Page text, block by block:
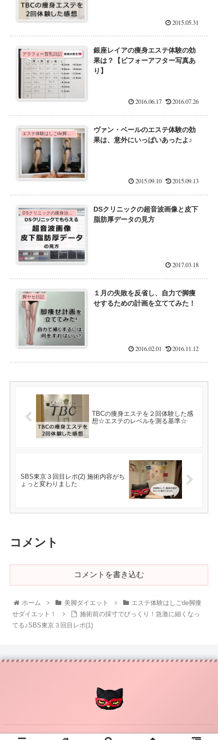
2015.05.31
アラフォー育乳日記
銀座レイアの痩身エステ体験の効
果は？【ビフォーアフター写真あ
り】
2016.06.17 2016.07.26
エステ体験はしごde脚痩せダイエット！
ヴァン・ベールのエステ体験の効
果は、意外にいっぱいあったよ♪
2015.09.10 2015.09.13
DSクリニックの超音波画像と皮下
脂肪厚データの見方
2017.03.18
脚ヤセ日記
１月の失敗を反省し、自力で脚痩
せするための計画を立ててみた！
2016.02.01 2016.11.12
TBCの痩身エステを２回体験した感
想☆エステのレベルを測る基準☆
SBS東京３回目レポ(2) 施術内容がち
ょっと変わりました
コメント
コメントを書き込む
ホーム 美脚ダイエット
エステ体験はしごde脚痩
せダイエット！
施術前の採寸でびっくり！急激に細くなっ
てる♪SBS東京３回目レポ(1)